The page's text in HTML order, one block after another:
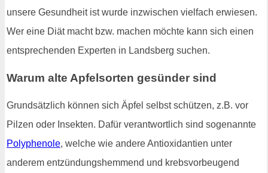
unsere Gesundheit ist wurde inzwischen vielfach erwiesen.
Wer eine Diät macht bzw. machen möchte kann sich einen
entsprechenden Experten in Landsberg suchen.
Warum alte Apfelsorten gesünder sind
Grundsätzlich können sich Äpfel selbst schützen, z.B. vor
Pilzen oder Insekten. Dafür verantwortlich sind sogenannte
Polyphenole, welche wie andere Antioxidantien unter
anderem entzündungshemmend und krebsvorbeugend